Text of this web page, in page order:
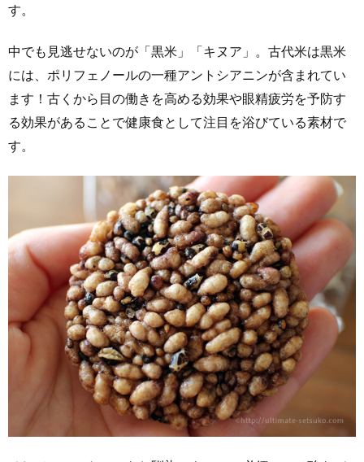
す。
中でも見逃せないのが「黒米」「キヌア」。古代米は黒米
には、ポリフェノールの一種アントシアニンが含まれてい
ます！古くから目の働きを高める効果や眼精疲労を予防す
る効果があることで健康食として注目を浴びている素材で
す。